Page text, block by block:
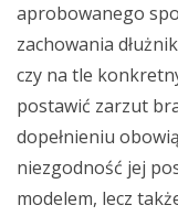
aprobowanego
zachowania
czy na tle
postawić zarzut
dopełnieniu
niezgodność jej
modelem, lecz